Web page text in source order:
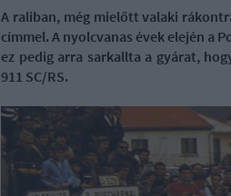
A raliban, még mielőtt valaki
címmel. A nyolcvanas évek elején a
ez pedig arra sarkallta a gyárat,
911 SC/RS.